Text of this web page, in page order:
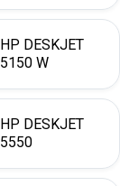
HP DESKJET
5150 W
HP DESKJET
5550